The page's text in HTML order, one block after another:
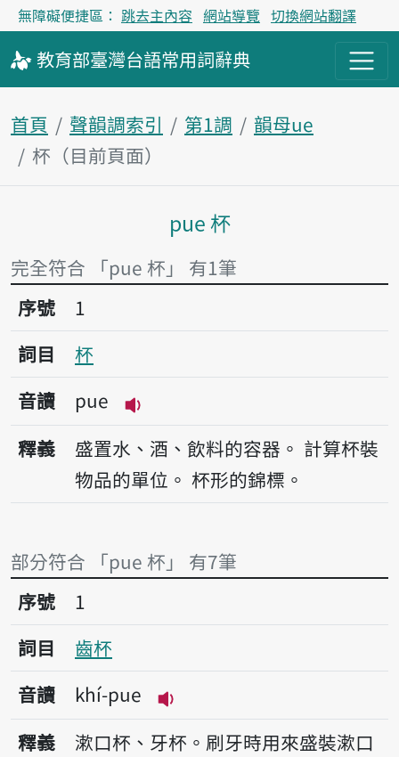
無障礙便捷區： 跳去主內容 網站導覽 切換網站翻譯
教育部臺灣台語常用詞辭典
首頁 聲韻調索引 第1調
韻母ue
杯（目前頁面）
主內容區塊
pue 杯
完全符合 「pue 杯」 有1筆
序號1杯
序號
1
詞目
杯
音讀
pue
播放音讀pue
釋義 盛置水、酒、飲料的容器。 計算杯裝
物品的單位。 杯形的錦標。
部分符合 「pue 杯」 有7筆
序號1齒杯
序號
1
詞目
齒杯
音讀
khí-pue
播放音讀khí-pue
釋義
漱口杯、牙杯。刷牙時用來盛裝漱口